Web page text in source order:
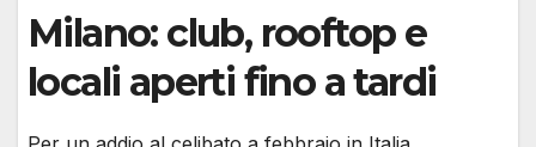
Milano: club, rooftop e
locali aperti fino a tardi